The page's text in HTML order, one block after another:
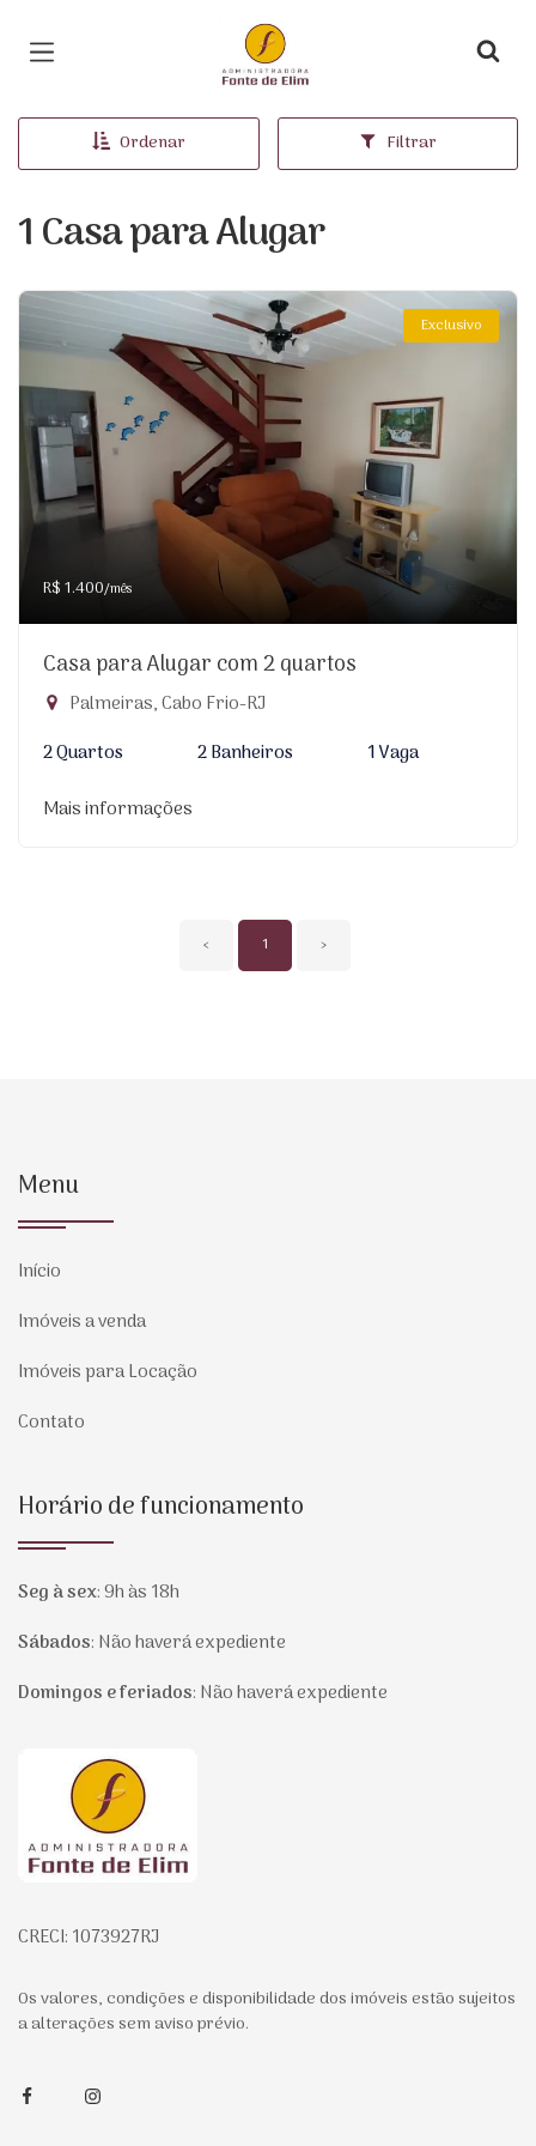
Página inicial
Ordenar Filtrar
1 Casa para Alugar
Exclusivo
R$ 1.400/mês
Casa para Alugar com 2 quartos
Palmeiras, Cabo Frio-RJ
2 Quartos
2 Banheiros
1 Vaga
Mais informações
‹ 1 ›
Menu
Início
Imóveis a venda
Imóveis para Locação
Contato
Horário de funcionamento
Seg à sex:9h às 18h
Sábados: Não haverá expediente
Domingos e feriados: Não haverá expediente
Página inicial
CRECI: 1073927RJ
Os valores, condições e disponibilidade dos imóveis estão sujeitos
a alterações sem aviso prévio.
FacebookInstagram